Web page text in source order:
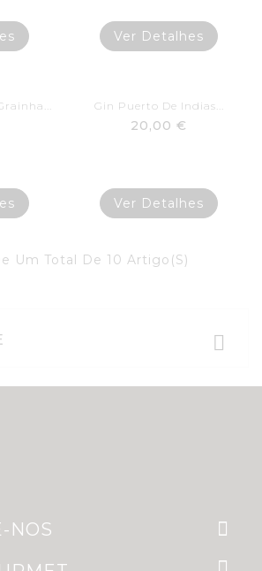
Ver Detalhes
Gin Puerto De Indias...
20,00 €
Ver Detalhes
Um Total De 10 Artigo(s)

NOS 